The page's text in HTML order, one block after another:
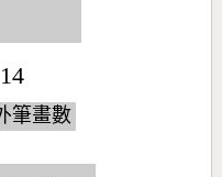
14
筆畫數